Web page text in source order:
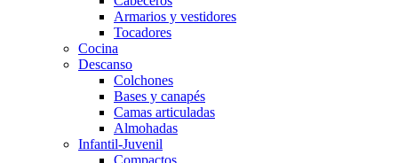
Armarios y vestidores
Tocadores
Cocina
Descanso
Colchones
Bases y canapés
Camas articuladas
Almohadas
Infantil-Juvenil
Compactos